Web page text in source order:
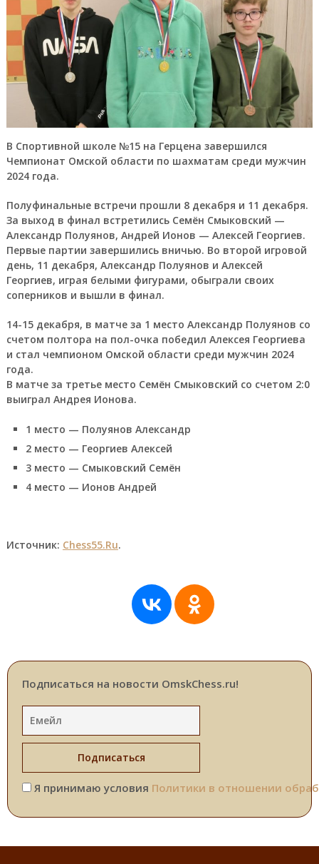
В Спортивной школе №15 на Герцена завершился
Чемпионат Омской области по шахматам среди мужчин
2024 года.
Полуфинальные встречи прошли 8 декабря и 11 декабря.
За выход в финал встретились Семён Смыковский —
Александр Полуянов, Андрей Ионов — Алексей Георгиев.
Первые партии завершились вничью. Во второй игровой
день, 11 декабря, Александр Полуянов и Алексей
Георгиев, играя белыми фигурами, обыграли своих
соперников и вышли в финал.
14-15 декабря, в матче за 1 место Александр Полуянов со
счетом полтора на пол-очка победил Алексея Георгиева
и стал чемпионом Омской области среди мужчин 2024
года.
В матче за третье место Семён Смыковский со счетом 2:0
выиграл Андрея Ионова.
1 место — Полуянов Александр
2 место — Георгиев Алексей
3 место — Смыковский Семён
4 место — Ионов Андрей
Источник: Chess55.Ru.
Подписаться на новости OmskChess.ru!
Я принимаю условия Политики в отношении